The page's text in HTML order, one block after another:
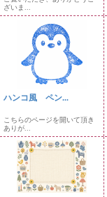
ざいま...
ハンコ風 ペン...
こちらのページを開いて頂き
ありが...